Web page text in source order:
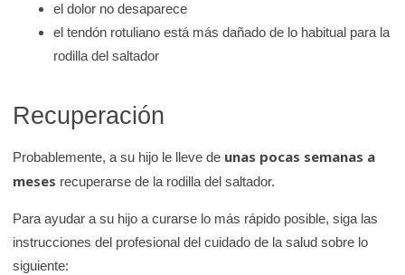
el dolor no desaparece
el tendón rotuliano está más dañado de lo habitual para la
rodilla del saltador
Recuperación
Probablemente, a su hijo le lleve de unas pocas semanas a
meses recuperarse de la rodilla del saltador.
Para ayudar a su hijo a curarse lo más rápido posible, siga las
instrucciones del profesional del cuidado de la salud sobre lo
siguiente: